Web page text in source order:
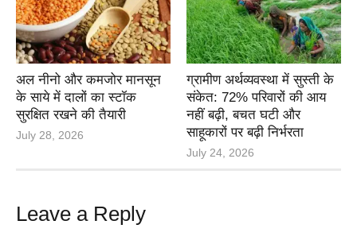
अल नीनो और कमजोर मानसून
के साये में दालों का स्टॉक
सुरक्षित रखने की तैयारी
July 28, 2026
ग्रामीण अर्थव्यवस्था में सुस्ती के
संकेत: 72% परिवारों की आय
नहीं बढ़ी, बचत घटी और
साहूकारों पर बढ़ी निर्भरता
July 24, 2026
Leave a Reply